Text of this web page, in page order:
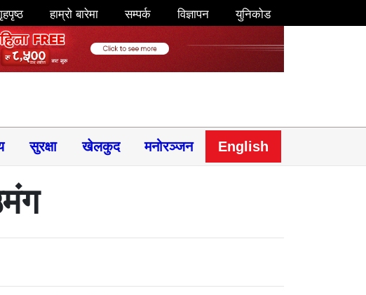
हाम्रो बारेमा सम्पर्क विज्ञापन युनिकोड
सुरक्षा खेलकुद मनोरञ्जन English